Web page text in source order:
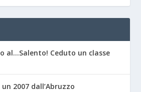
al…Salento! Ceduto un classe
un 2007 dall’Abruzzo